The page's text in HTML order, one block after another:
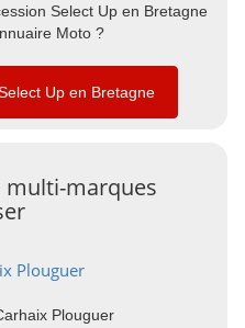
Select Up en Bretagne
Moto ?
Up en Bretagne
multi-marques
Plouguer
Plouguer